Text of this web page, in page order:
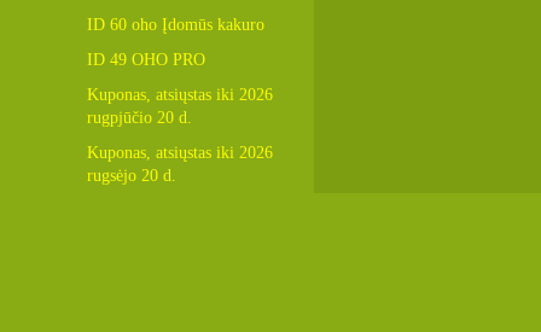
ID 60 oho Įdomūs kakuro
ID 49 OHO PRO
Kuponas, atsiųstas iki 2026
rugpjūčio 20 d.
Kuponas, atsiųstas iki 2026
rugsėjo 20 d.